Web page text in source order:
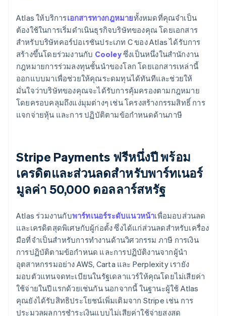
Atlas ให้บริการเอกสารทางกฎหมายทั้งหมดที่คุณจำเป็น
ต้องใช้ในการเริ่มดำเนินธุรกิจบริษัทของคุณ โดยเอกสาร
สำหรับบริษัทคอร์ปอเรชันประเภท C ของ Atlas ได้รับการ
สร้างขึ้นโดยร่วมงานกับ Cooleyซึ่งเป็นหนึ่งในสำนักงาน
กฎหมายการร่วมลงทุนชั้นนำของโลก โดยเอกสารเหล่านี้
ออกแบบมาเพื่อช่วยให้คุณระดมทุนได้ทันทีและช่วยให้
มั่นใจว่าบริษัทของคุณจะได้รับการคุ้มครองตามกฎหมาย
โดยครอบคลุมถึงแง่มุมต่างๆ เช่น โครงสร้างกรรมสิทธิ์ การ
แจกจ่ายหุ้น และการ ปฏิบัติตามข้อกำหนดด้านภาษี
Stripe Payments ฟรีหนึ่งปี พร้อม
เครดิตและส่วนลดสำหรับพาร์ทเนอร์
มูลค่า 50,000 ดอลลาร์สหรัฐ
Atlas ร่วมงานกับพาร์ทเนอร์ระดับแนวหน้าเพื่อมอบส่วนลด
และเครดิตสุดพิเศษกับผู้ก่อตั้ง ซึ่งได้แก่ส่วนลดสำหรับเครื่อง
มือที่จำเป็นสำหรับการทำงานด้านวิศวกรรม ภาษี การเงิน
การปฏิบัติตามข้อกำหนด และการปฏิบัติงานจากผู้นำ
อุตสาหกรรมอย่าง AWS, Carta และ Perplexity เรายัง
มอบตัวแทนจดทะเบียนในรัฐเดลาแวร์ให้คุณโดยไม่เสียค่า
ใช้จ่ายในปีแรกด้วยเช่นกัน นอกจากนี้ ในฐานะผู้ใช้ Atlas
คุณยังได้รับสิทธิประโยชน์เพิ่มเติมจาก Stripe เช่น การ
ประมวลผลการชำระเงินแบบไม่เสียค่าใช้จ่ายสูงสุด